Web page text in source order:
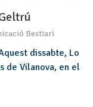
Bestiari
dissabte, Lo
de Vilanova, en el